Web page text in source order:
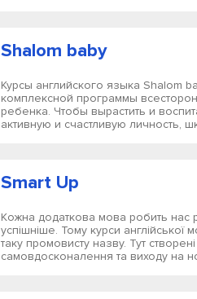
Shalom baby
Курсы английского языка Shalom
комплексной программы
ребенка. Чтобы вырастить и
активную и счастливую личность,
Smart Up
Кожна додаткова мова робить нас
успішніше. Тому курси англійської
таку промовисту назву. Тут
самовдосконалення та виходу на